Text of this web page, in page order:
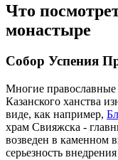
Что
монастыре
Собор Успения
Многие
Казанского ханства
виде, как например,
храм Свияжска -
возведен в каменном
серьезность